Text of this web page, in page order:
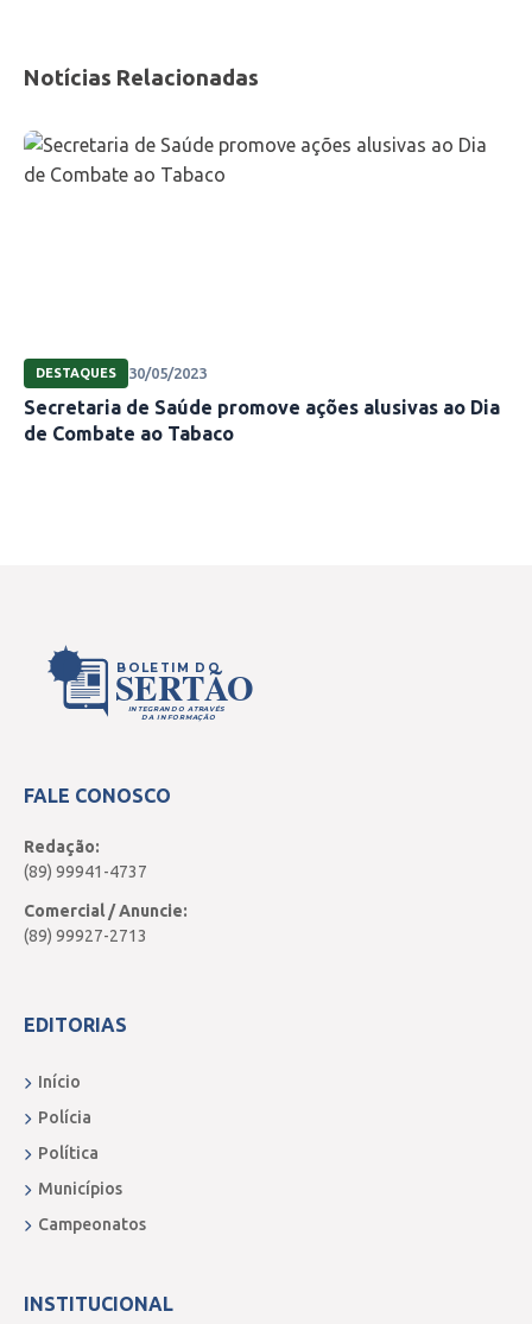
Notícias Relacionadas
DESTAQUES 30/05/2023
Secretaria de Saúde promove ações alusivas ao Dia
de Combate ao Tabaco
BOLETIM DO
SERTÃO
INTEGRANDO ATRAVÉS
DA INFORMAÇÃO
FALE CONOSCO
Redação:
(89) 99941-4737
Comercial / Anuncie:
(89) 99927-2713
EDITORIAS
Início
Polícia
Política
Municípios
Campeonatos
INSTITUCIONAL